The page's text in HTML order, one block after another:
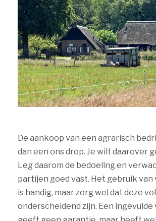
De aankoop van een agrarisch
dan een ons drop. Je wilt daarover
Leg daarom de bedoeling en
partijen goed vast. Het gebruik
is handig, maar zorg wel dat deze
onderscheidend zijn. Een